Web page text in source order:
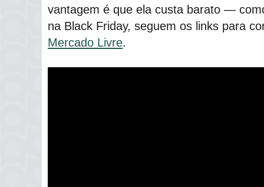
vantagem é que ela custa barato ―
na Black Friday, seguem os links para
Mercado Livre.